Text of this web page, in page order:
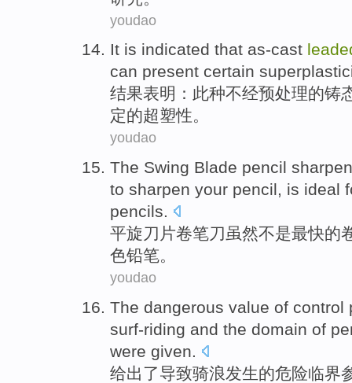
youdao
It is indicated that as-cast
can present certain
结果表明：此种不经预处理的铸
定的超塑性。
youdao
The Swing Blade pencil
to sharpen your pencil, is ideal
pencils.
平旋刀片卷笔刀虽然不是最快的
色铅笔。
youdao
The dangerous value of control
surf-riding and the domain of
were given.
给出了导致骑浪发生的危险临界